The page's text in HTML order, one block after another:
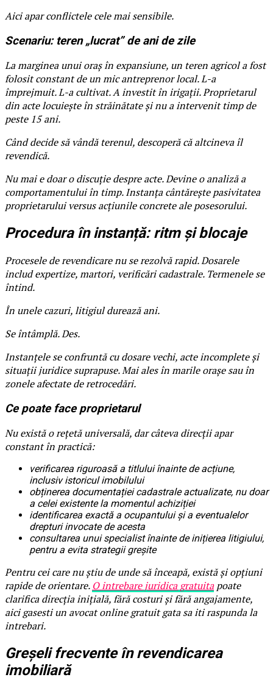
Aici apar conflictele cele mai sensibile.
Scenariu: teren „lucrat” de ani de zile
La marginea unui oraș în expansiune, un teren agricol a fost
folosit constant de un mic antreprenor local. L-a
împrejmuit. L-a cultivat. A investit în irigații. Proprietarul
din acte locuiește în străinătate și nu a intervenit timp de
peste 15 ani.
Când decide să vândă terenul, descoperă că altcineva îl
revendică.
Nu mai e doar o discuție despre acte. Devine o analiză a
comportamentului în timp. Instanța cântărește pasivitatea
proprietarului versus acțiunile concrete ale posesorului.
Procedura în instanță: ritm și blocaje
Procesele de revendicare nu se rezolvă rapid. Dosarele
includ expertize, martori, verificări cadastrale. Termenele se
întind.
În unele cazuri, litigiul durează ani.
Se întâmplă. Des.
Instanțele se confruntă cu dosare vechi, acte incomplete și
situații juridice suprapuse. Mai ales în marile orașe sau în
zonele afectate de retrocedări.
Ce poate face proprietarul
Nu există o rețetă universală, dar câteva direcții apar
constant în practică:
verificarea riguroasă a titlului înainte de acțiune,
inclusiv istoricul imobilului
obținerea documentației cadastrale actualizate, nu doar
a celei existente la momentul achiziției
identificarea exactă a ocupantului și a eventualelor
drepturi invocate de acesta
consultarea unui specialist înainte de inițierea litigiului,
pentru a evita strategii greșite
Pentru cei care nu știu de unde să înceapă, există și opțiuni
rapide de orientare. O intrebare juridica gratuitapoate
clarifica direcția inițială, fără costuri și fără angajamente,
aici gasesti un avocat online gratuit gata sa iti raspunda la
intrebari.
Greșeli frecvente în revendicarea
imobiliară